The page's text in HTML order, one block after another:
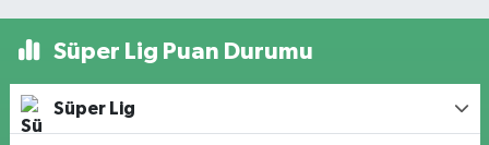
Süper Lig Puan Durumu
Süper Lig